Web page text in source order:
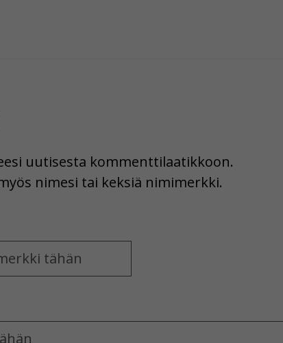
uutisesta kommenttilaatikkoon.
nimesi tai keksiä nimimerkki.